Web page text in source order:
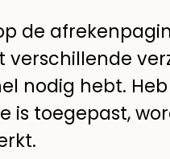
de
verschillende
nodig hebt.
is toegepast,